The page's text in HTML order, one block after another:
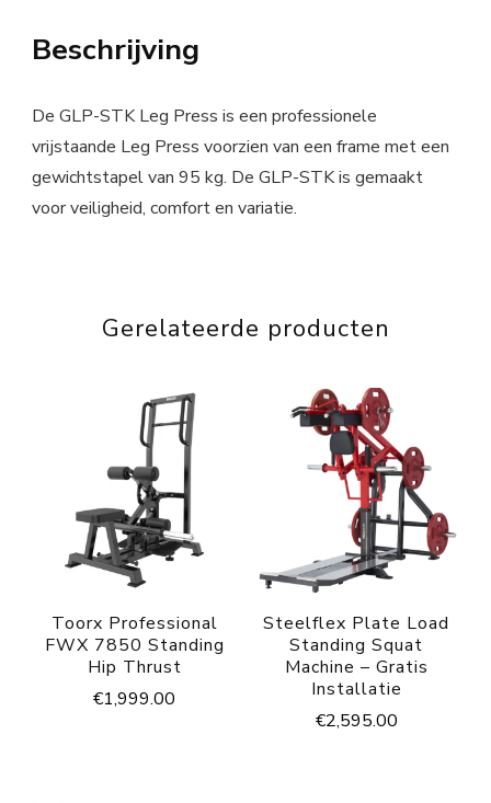
Beschrijving
De GLP-STK Leg Press is een professionele
vrijstaande Leg Press voorzien van een frame met een
gewichtstapel van 95 kg. De GLP-STK is gemaakt
voor veiligheid, comfort en variatie.
Gerelateerde producten
Toorx Professional
FWX 7850 Standing
Hip Thrust
€1,999.00
Steelflex Plate Load
Standing Squat
Machine – Gratis
Installatie
€2,595.00